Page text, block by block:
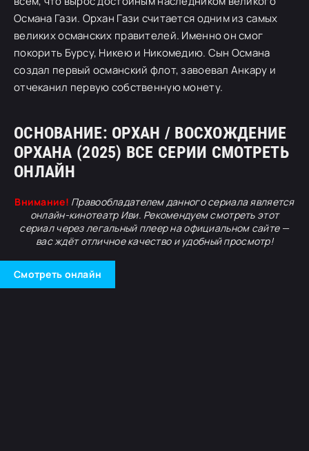
Османа Гази. Орхан Гази считается одним из самых
великих османских правителей. Именно он смог
покорить Бурсу, Никею и Никомедию. Сын Османа
создал первый османский флот, завоевал Анкару и
отчеканил первую собственную монету.
ОСНОВАНИЕ: ОРХАН / ВОСХОЖДЕНИЕ
ОРХАНА (2025) ВСЕ СЕРИИ СМОТРЕТЬ
ОНЛАЙН
Внимание! Правообладателем данного сериала является
онлайн-кинотеатр Иви. Рекомендуем смотреть этот
сериал через легальный плеер на официальном сайте —
вас ждёт отличное качество и удобный просмотр!
Смотреть онлайн